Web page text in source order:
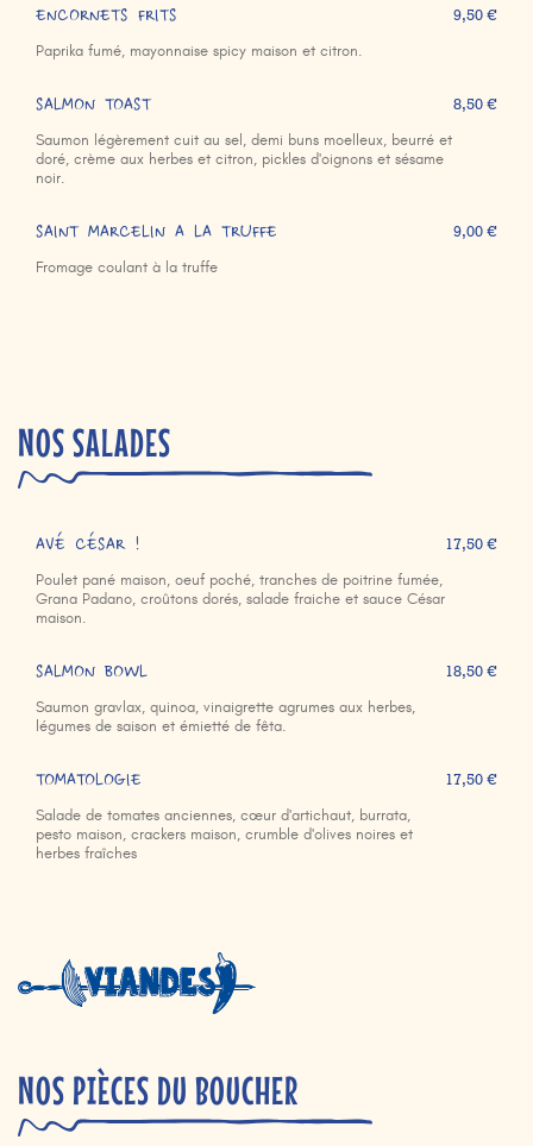
ENCORNETS FRITS
Paprika fumé, mayonnaise spicy maison et citron.
9,50 €
SALMON TOAST
Saumon légèrement cuit au sel, demi buns moelleux, beurré et
doré, crème aux herbes et citron, pickles d'oignons et sésame
noir.
8,50 €
SAINT MARCELIN A LA TRUFFE
Fromage coulant à la truffe
9,00 €
NOS SALADES
AVÉ CÉSAR !
Poulet pané maison, oeuf poché, tranches de poitrine fumée,
Grana Padano, croûtons dorés, salade fraiche et sauce César
maison.
17,50 €
SALMON BOWL
Saumon gravlax, quinoa, vinaigrette agrumes aux herbes,
légumes de saison et émietté de fêta.
18,50 €
TOMATOLOGIE
Salade de tomates anciennes, cœur d'artichaut, burrata,
pesto maison, crackers maison, crumble d'olives noires et
herbes fraîches
17,50 €
NOS PIÈCES DU BOUCHER